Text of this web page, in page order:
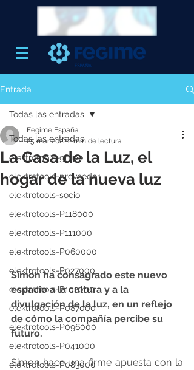
Entrada
Todas las entradas
elektrotools-grupo
elektrotools-proveedor
elektrotools-socio
elektrotools-P118000
elektrotools-P111000
elektrotools-P060000
elektrotools-P027000
elektrotools-P102000
elektrotools-P087000
elektrotools-P096000
elektrotools-P041000
elektrotools-P083000
Todas las entradas
La Casa de la Luz, el
hogar de la nueva luz
Fegime España
25 mar 20222 min de lectura
Simon ha consagrado este nuevo
espacio a la cultura y a la
divulgación de la luz, en un reflejo
de cómo la compañía percibe su
futuro.
Simon hace una firme apuesta con la